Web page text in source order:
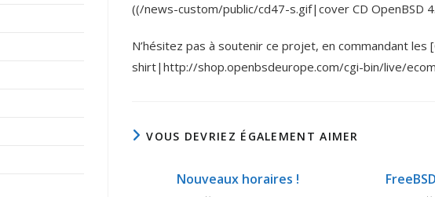
((/news-custom/public/cd47-s.gif|cover CD OpenBSD
N’hésitez pas à soutenir ce projet, en commandant les
shirt|http://shop.openbsdeurope.com/cgi-bin/live/
VOUS DEVRIEZ ÉGALEMENT AIMER
Nouveaux horaires !